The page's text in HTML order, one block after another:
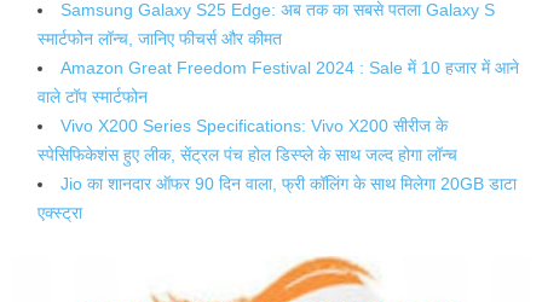
Samsung Galaxy S25 Edge: अब तक का सबसे पतला Galaxy S
स्मार्टफोन लॉन्च, जानिए फीचर्स और कीमत
Amazon Great Freedom Festival 2024 : Sale में 10 हजार में आने
वाले टॉप स्मार्टफोन
Vivo X200 Series Specifications: Vivo X200 सीरीज के
स्पेसिफिकेशंस हुए लीक, सेंट्रल पंच होल डिस्प्ले के साथ जल्द होगा लॉन्च
Jio का शानदार ऑफर 90 दिन वाला, फ्री कॉलिंग के साथ मिलेगा 20GB डाटा
एक्स्ट्रा